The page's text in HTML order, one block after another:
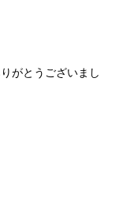
がとうございまし